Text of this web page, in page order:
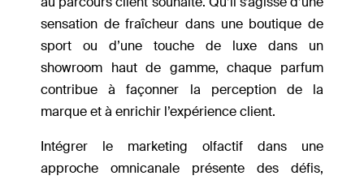
sensation de fraîcheur dans une boutique de
sport ou d’une touche de luxe dans un
showroom haut de gamme, chaque parfum
contribue à façonner la perception de la
marque et à enrichir l’expérience client.
Intégrer le marketing olfactif dans une
approche omnicanale présente des défis,